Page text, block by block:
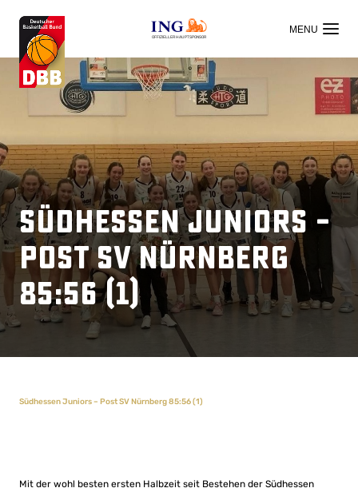
OFFIZIELLER HAUPTSPONSOR
Südhessen Juniors –
Post SV Nürnberg
85:56 (1)
Südhessen Juniors – Post SV Nürnberg 85:56 (1)
Mit der wohl besten ersten Halbzeit seit Bestehen der Südhessen